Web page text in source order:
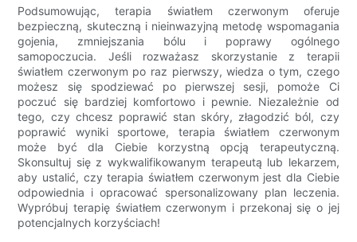
Podsumowując, terapia światłem czerwonym oferuje
bezpieczną, skuteczną i nieinwazyjną metodę wspomagania
gojenia, zmniejszania bólu i poprawy ogólnego
samopoczucia. Jeśli rozważasz skorzystanie z terapii
światłem czerwonym po raz pierwszy, wiedza o tym, czego
możesz się spodziewać po pierwszej sesji, pomoże Ci
poczuć się bardziej komfortowo i pewnie. Niezależnie od
tego, czy chcesz poprawić stan skóry, złagodzić ból, czy
poprawić wyniki sportowe, terapia światłem czerwonym
może być dla Ciebie korzystną opcją terapeutyczną.
Skonsultuj się z wykwalifikowanym terapeutą lub lekarzem,
aby ustalić, czy terapia światłem czerwonym jest dla Ciebie
odpowiednia i opracować spersonalizowany plan leczenia.
Wypróbuj terapię światłem czerwonym i przekonaj się o jej
potencjalnych korzyściach!